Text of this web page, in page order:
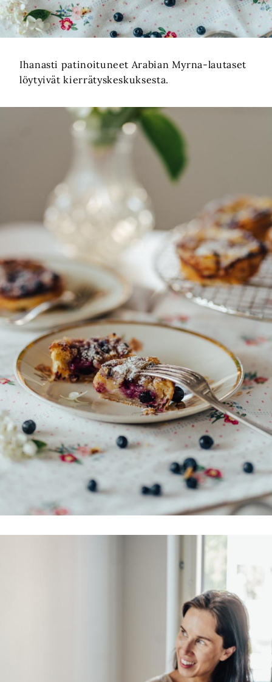
Ihanasti patinoituneet Arabian Myrna-lautaset
löytyivät kierrätyskeskuksesta.